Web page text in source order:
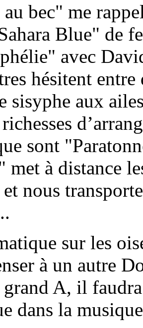
bec" me
Blue" de
avec
hésitent entre
sisyphe aux
sont
à distance
et nous
sur les
à un autre
A, il
dans la